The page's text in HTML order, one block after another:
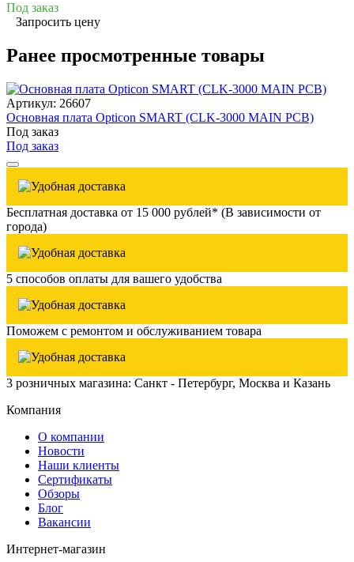
Под заказ
Запросить цену
Ранее просмотренные товары
Артикул: 26607
Основная плата Opticon SMART (CLK-3000 MAIN PCB)
Под заказ
Под заказ
Бесплатная доставка от 15 000 рублей* (В зависимости от
города)
5 способов оплаты для вашего удобства
Поможем с ремонтом и обслуживанием товара
3 розничных магазина: Санкт - Петербург, Москва и Казань
Компания
О компании
Новости
Наши клиенты
Сертификаты
Обзоры
Блог
Вакансии
Интернет-магазин